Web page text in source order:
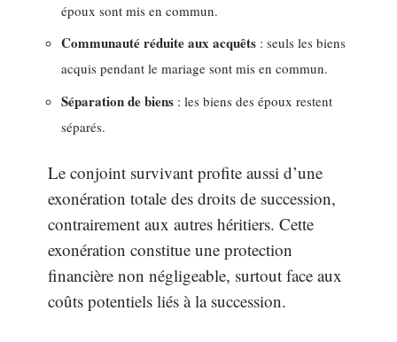
époux sont mis en commun.
Communauté réduite aux acquêts : seuls les biens
acquis pendant le mariage sont mis en commun.
Séparation de biens : les biens des époux restent
séparés.
Le conjoint survivant profite aussi d’une
exonération totale des droits de succession,
contrairement aux autres héritiers. Cette
exonération constitue une protection
financière non négligeable, surtout face aux
coûts potentiels liés à la succession.